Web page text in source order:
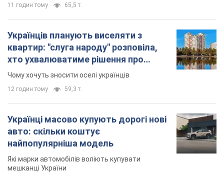
11 годин тому 65,5 т.
Українців планують виселяти з
квартир: "слуга народу" розповіла,
хто ухвалюватиме рішення про
знесення будинків
Чому хочуть зносити оселі українців
12 годин тому 59,3 т.
Українці масово купують дорогі нові
авто: скільки коштує
найпопулярніша модель
Які марки автомобілів воліють купувати
мешканці України